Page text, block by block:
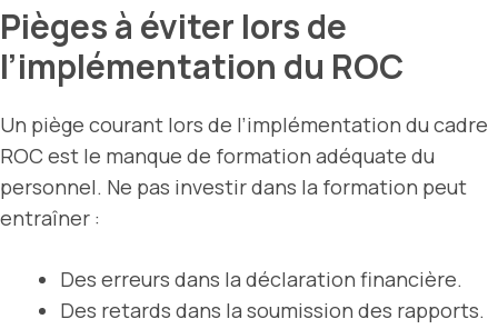
Pièges à éviter lors de
l’implémentation du ROC
Un piège courant lors de l’implémentation du cadre
ROC est le manque de formation adéquate du
personnel. Ne pas investir dans la formation peut
entraîner :
Des erreurs dans la déclaration financière.
Des retards dans la soumission des rapports.